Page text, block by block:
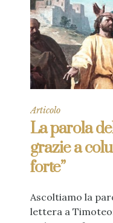
Articolo
La parola
grazie a
forte”
Ascoltiamo la
lettera a